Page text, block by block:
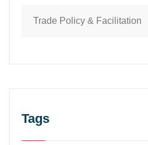
Trade Policy & Facilitation
Tags